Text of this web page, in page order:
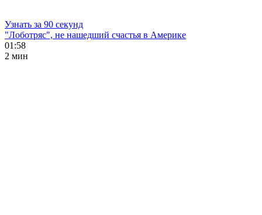
Узнать за 90 секунд
"Лоботряс", не нашедший счастья в Америке
01:58
2 мин